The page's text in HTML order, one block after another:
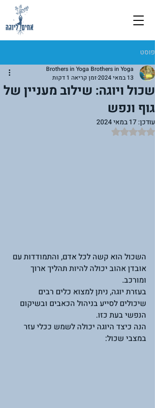
פוסט
שכול ויוגה: שילוב מעניין של
גוף ונפש
Brothers in Yoga Brothers in Yoga
13 במאי 2024
זמן קריאה 1 דקות
עודכן:17 במאי 2024
דירוג של NaN מתוך 5 כוכבים
השכול הוא קשה לכל אדם, והתמודדות עם
אובדן אהוב יכולה להיות תהליך ארוך
ומורכב.
בעזרת יוגה, ניתן למצוא כלים רבים
שיכולים לסייע בניהול הכאבים ובשיקום
הנפשי בעת כזו.
הנה כיצד היוגה יכולה לשמש ככלי עזר
במצבי שכול: